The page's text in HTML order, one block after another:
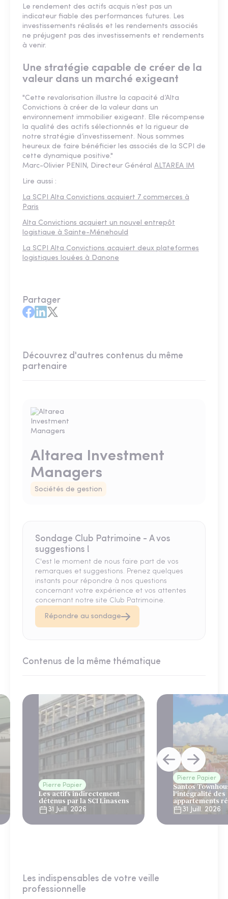
Le rendement des actifs acquis n’est pas un
indicateur fiable des performances futures. Les
investissements réalisés et les rendements associés
ne préjugent pas des investissements et rendements
à venir.
Une stratégie capable de créer de la
valeur dans un marché exigeant
"Cette revalorisation illustre la capacité d’Alta
Convictions à créer de la valeur dans un
environnement immobilier exigeant. Elle récompense
la qualité des actifs sélectionnés et la rigueur de
notre stratégie d’investissement. Nous sommes
heureux de faire bénéficier les associés de la SCPI de
cette dynamique positive."
Marc-Olivier PENIN, Directeur Général ALTAREA IM
Lire aussi :
La SCPI Alta Convictions acquiert 7 commerces à
Paris
Alta Convictions acquiert un nouvel entrepôt
logistique à Sainte-Ménehould
La SCPI Alta Convictions acquiert deux plateformes
logistiques louées à Danone
Partager
Découvrez d'autres contenus du même
partenaire
Altarea Investment
Managers
Sociétés de gestion
Sondage Club Patrimoine - A vos
suggestions !
C'est le moment de nous faire part de vos
remarques et suggestions. Prenez quelques
instants pour répondre à nos questions
concernant votre expérience et vos attentes
concernant notre site Club Patrimoine.
Répondre au sondage
Contenus de la même thématique
Pierre Papier
Les actifs indirectement
détenus par la SCI Linasens
31 Juill. 2026
Pierre Papier
Santos
l’intégralité des
appartements
Lisbonne
31 Juill. 2026
Les indispensables de votre veille
professionnelle